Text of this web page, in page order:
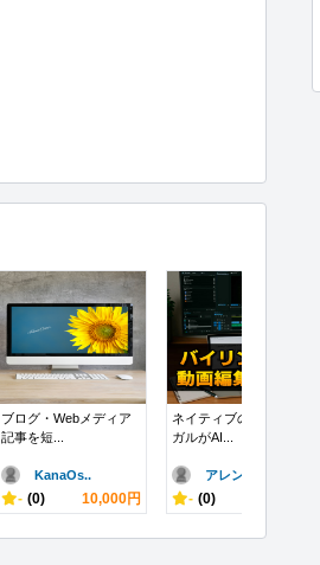
ブログ・Webメディア
記事を短...
KanaOs..
- (0) 10,000円
ネイティブのバイリン
ガルがAI...
アレン@翻訳..
- (0)